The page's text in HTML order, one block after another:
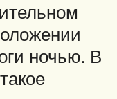
ночью. В